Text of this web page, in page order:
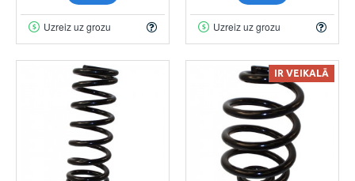
Uzreiz uz grozu Uzreiz uz grozu
IR VEIKALĀ